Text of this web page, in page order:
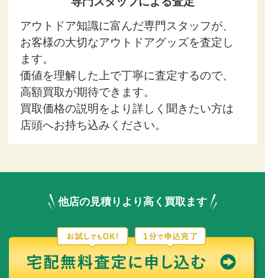
アウトドア知識に富んだ専門スタッフが、
お客様の大切なアウトドアグッズを査定し
ます。
価値を理解した上で丁寧に査定するので、
高額買取が期待できます。
買取価格の説明をより詳しく聞きたい方は
店頭へお持ち込みください。
他店の見積りより高く買取ます